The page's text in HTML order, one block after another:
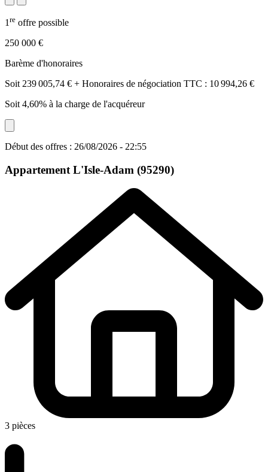
1 re offre possible
250 000 €
Barème d'honoraires
Soit 239 005,74 € + Honoraires de négociation TTC : 10 994,26 €
Soit 4,60% à la charge de l'acquéreur
Début des offres : 26/08/2026 - 22:55
Appartement L'Isle-Adam (95290)
3 pièces